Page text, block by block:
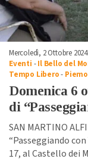
Mercoledì, 2 Ottobre 2024
Eventi -Il Bello del
Tempo Libero-
Domenica 6
di
SAN MARTINO
“Passeggiando
17, al Castello dei